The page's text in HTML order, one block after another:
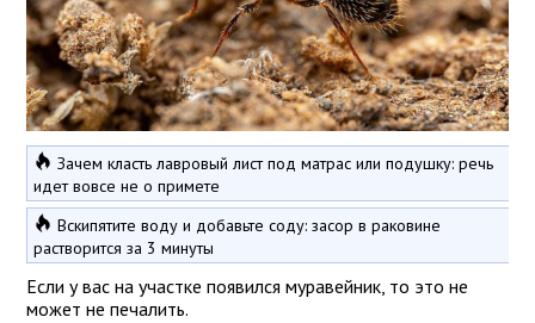
Зачем класть лавровый лист под матрас или подушку: речь
идет вовсе не о примете
Вскипятите воду и добавьте соду: засор в раковине
растворится за 3 минуты
Если у вас на участке появился муравейник, то это не
может не печалить.